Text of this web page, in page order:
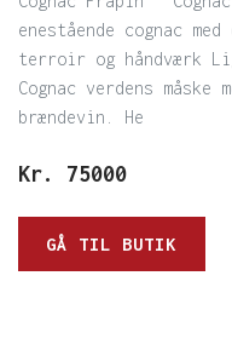
enestående cognac
terroir og håndværk
Cognac verdens måske
brændevin. He
Kr. 75000
GÅ TIL BUTIK